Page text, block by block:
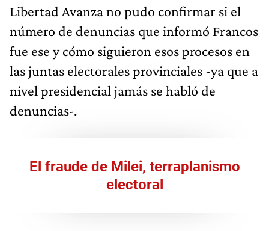
Libertad Avanza no pudo confirmar si el
número de denuncias que informó Francos
fue ese y cómo siguieron esos procesos en
las juntas electorales provinciales -ya que a
nivel presidencial jamás se habló de
denuncias-.
El fraude de Milei, terraplanismo
electoral